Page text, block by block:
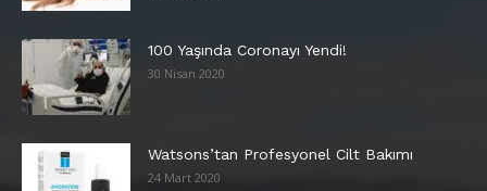
100 Yaşında Coronayı Yendi!
30 Nisan 2020
Watsons’tan Profesyonel Cilt Bakımı
24 Mart 2020